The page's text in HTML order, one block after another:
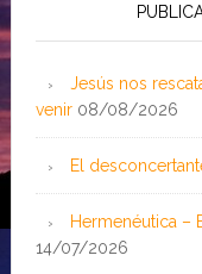
Jesús nos
venir 08/08/2026
El
Hermenéutica –
14/07/2026